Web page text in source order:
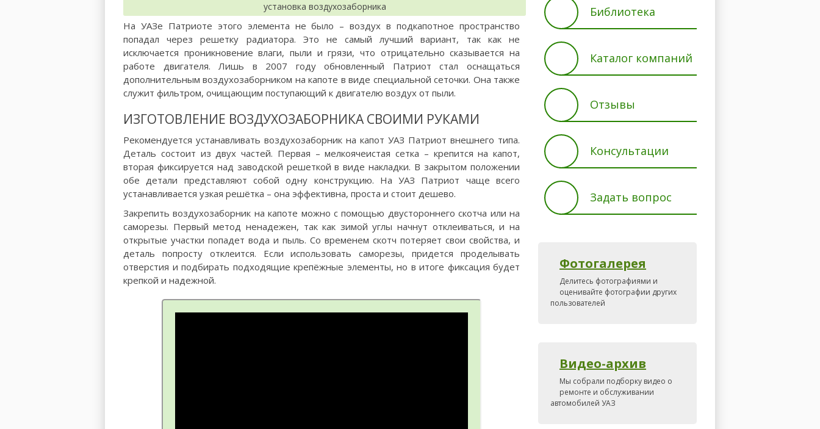
установка воздухозаборника
На УАЗе Патриоте этого элемента не было – воздух в подкапотное пространство
попадал через решетку радиатора. Это не самый лучший вариант, так как не
исключается проникновение влаги, пыли и грязи, что отрицательно сказывается на
работе двигателя. Лишь в 2007 году обновленный Патриот стал оснащаться
дополнительным воздухозаборником на капоте в виде специальной сеточки. Она также
служит фильтром, очищающим поступающий к двигателю воздух от пыли.
ИЗГОТОВЛЕНИЕ ВОЗДУХОЗАБОРНИКА СВОИМИ РУКАМИ
Рекомендуется устанавливать воздухозаборник на капот УАЗ Патриот внешнего типа.
Деталь состоит из двух частей. Первая – мелкоячеистая сетка – крепится на капот,
вторая фиксируется над заводской решеткой в виде накладки. В закрытом положении
обе детали представляют собой одну конструкцию. На УАЗ Патриот чаще всего
устанавливается узкая решётка – она эффективна, проста и стоит дешево.
Закрепить воздухозаборник на капоте можно с помощью двустороннего скотча или на
саморезы. Первый метод ненадежен, так как зимой углы начнут отклеиваться, и на
открытые участки попадет вода и пыль. Со временем скотч потеряет свои свойства, и
деталь попросту отклеится. Если использовать саморезы, придется проделывать
отверстия и подбирать подходящие крепёжные элементы, но в итоге фиксация будет
крепкой и надежной.
Библиотека
Каталог компаний
Отзывы
Консультации
Задать вопрос
Фотогалерея
Делитесь фотографиями и
оценивайте фотографии других
пользователей
Видео-архив
Мы собрали подборку видео о
ремонте и обслуживании
автомобилей УАЗ